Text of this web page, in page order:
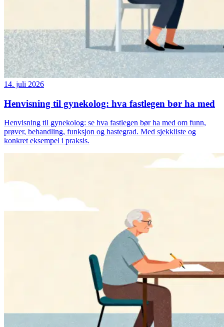
14. juli 2026
Henvisning til gynekolog: hva fastlegen bør ha med
Henvisning til gynekolog: se hva fastlegen bør ha med om funn,
prøver, behandling, funksjon og hastegrad. Med sjekkliste og
konkret eksempel i praksis.